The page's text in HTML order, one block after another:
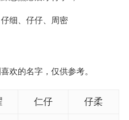
细、仔仔、周密
欢的名字，仅供参考。
仁仔 仔柔